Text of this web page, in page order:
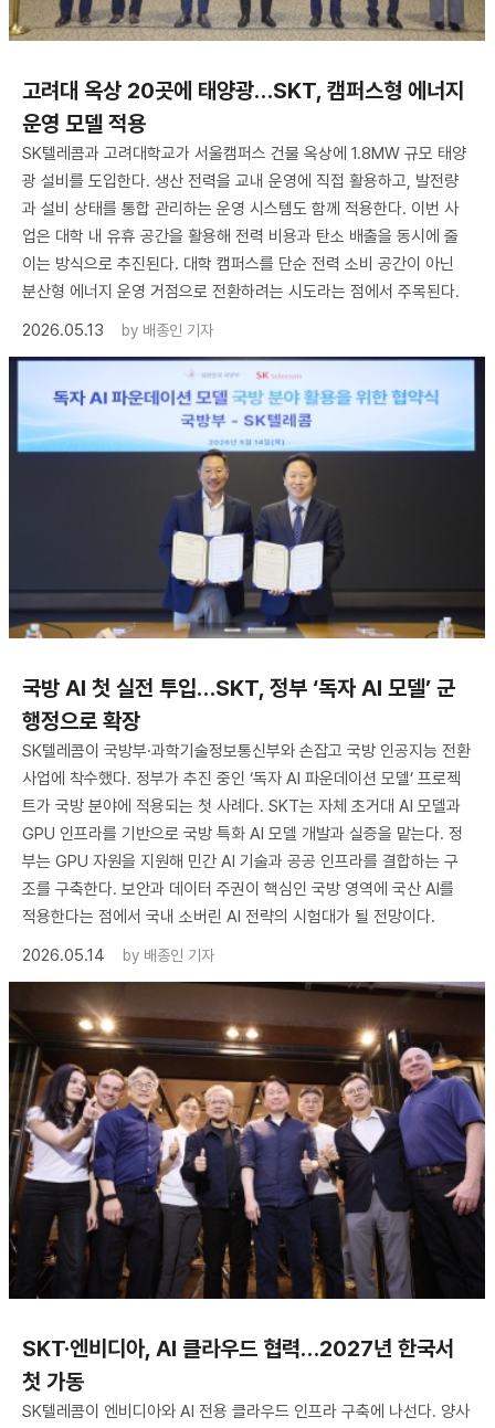
고려대 옥상 20곳에 태양광…SKT, 캠퍼스형 에너지
운영 모델 적용
SK텔레콤과 고려대학교가 서울캠퍼스 건물 옥상에 1.8MW 규모 태양
광 설비를 도입한다. 생산 전력을 교내 운영에 직접 활용하고, 발전량
과 설비 상태를 통합 관리하는 운영 시스템도 함께 적용한다. 이번 사
업은 대학 내 유휴 공간을 활용해 전력 비용과 탄소 배출을 동시에 줄
이는 방식으로 추진된다. 대학 캠퍼스를 단순 전력 소비 공간이 아닌
분산형 에너지 운영 거점으로 전환하려는 시도라는 점에서 주목된다.
2026.05.13
by 배종인 기자
국방 AI 첫 실전 투입…SKT, 정부 ‘독자 AI 모델’ 군
행정으로 확장
SK텔레콤이 국방부·과학기술정보통신부와 손잡고 국방 인공지능 전환
사업에 착수했다. 정부가 추진 중인 ‘독자 AI 파운데이션 모델’ 프로젝
트가 국방 분야에 적용되는 첫 사례다. SKT는 자체 초거대 AI 모델과
GPU 인프라를 기반으로 국방 특화 AI 모델 개발과 실증을 맡는다. 정
부는 GPU 자원을 지원해 민간 AI 기술과 공공 인프라를 결합하는 구
조를 구축한다. 보안과 데이터 주권이 핵심인 국방 영역에 국산 AI를
적용한다는 점에서 국내 소버린 AI 전략의 시험대가 될 전망이다.
2026.05.14
by 배종인 기자
SKT·엔비디아, AI 클라우드 협력…2027년 한국서
첫 가동
SK텔레콤이 엔비디아와 AI 전용 클라우드 인프라 구축에 나선다. 양사